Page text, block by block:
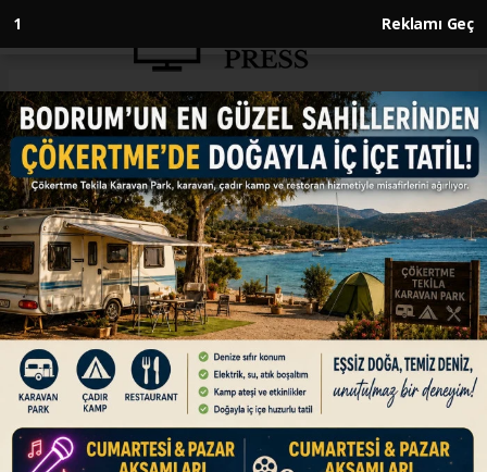
Anasayfa GÜNDEM
Gezi Parkı soruşturması:
RTÜK'ten dönemin medya
kayıtları talep edildi
GÜNDEM
03.02.2025 - 18:53, Güncelleme: 03.02.2025 - 18:53
Gezi Parkı soruşturması kapsamında savcılık,
Radyo ve Televizyon Üst Kurulu'ndan (RTÜK) 27
Mayıs 2013'ten itibaren gerçekleşen olaylara
ilişkin o dönem yayınlanan medya kayıtlarının